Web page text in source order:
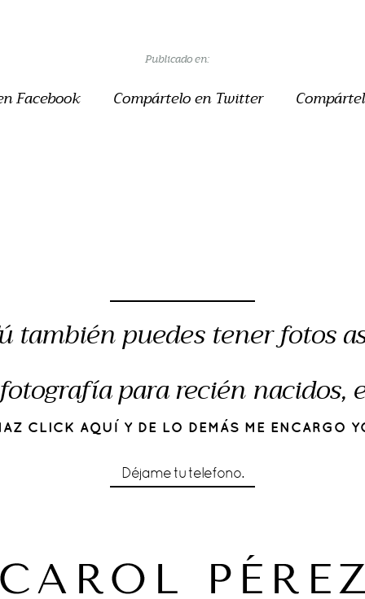
Publicado en:
Facebook Compártelo en Twitter
también puedes tener fotos
para recién nacidos,
CLICK AQUÍ Y DE LO DEMÁS ME ENCARGO
Déjame tu telefono.